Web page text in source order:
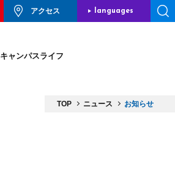
アクセス languages
キャンパスライフ
TOP ニュース お知らせ